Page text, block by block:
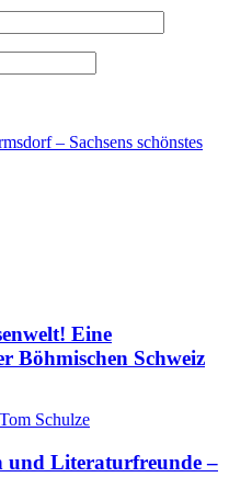
– Sachsens schönstes
Eine
Böhmischen Schweiz
und Literaturfreunde –